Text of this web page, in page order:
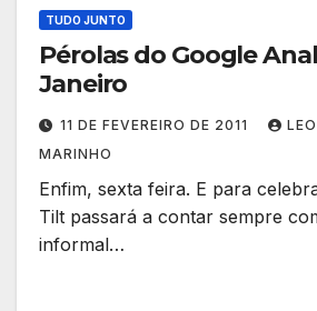
TUDO JUNTO
Pérolas do Google
Janeiro
11 DE FEVEREIRO DE 2011
MARINHO
Enfim, sexta feira. E para
Tilt passará a contar sempre
informal…